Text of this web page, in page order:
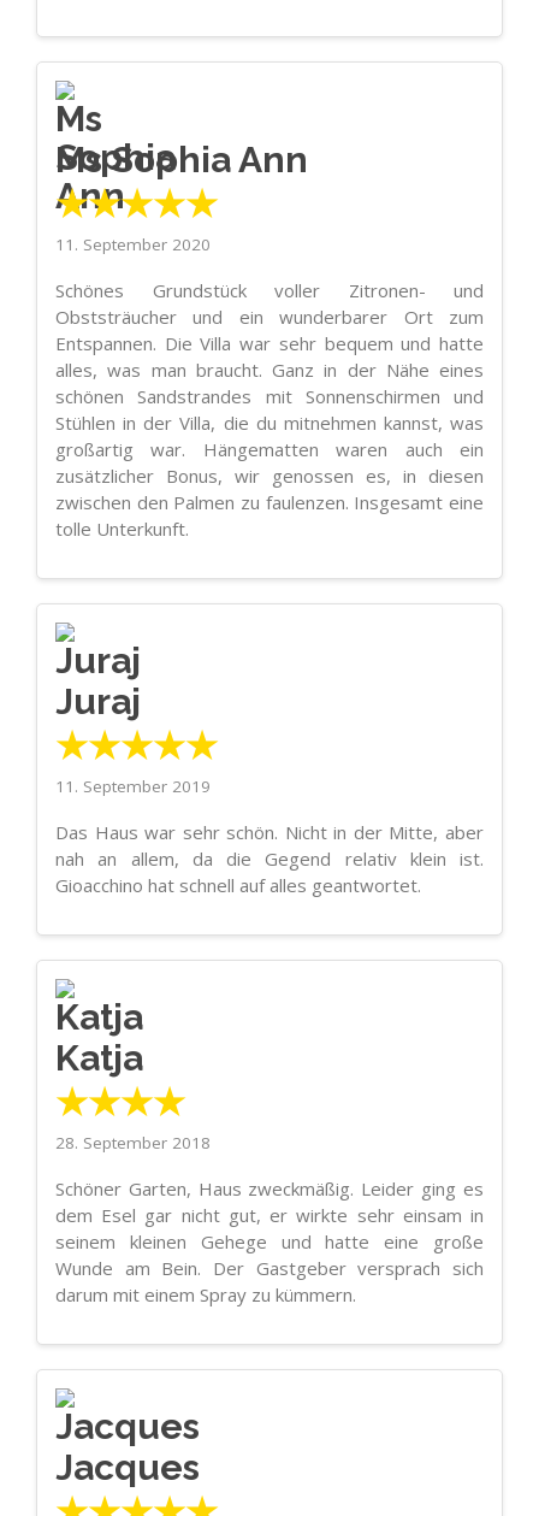
Ms Sophia Ann
★★★★★
11. September 2020
Schönes Grundstück voller Zitronen- und
Obststräucher und ein wunderbarer Ort zum
Entspannen. Die Villa war sehr bequem und hatte
alles, was man braucht. Ganz in der Nähe eines
schönen Sandstrandes mit Sonnenschirmen und
Stühlen in der Villa, die du mitnehmen kannst, was
großartig war. Hängematten waren auch ein
zusätzlicher Bonus, wir genossen es, in diesen
zwischen den Palmen zu faulenzen. Insgesamt eine
tolle Unterkunft.
Juraj
★★★★★
11. September 2019
Das Haus war sehr schön. Nicht in der Mitte, aber
nah an allem, da die Gegend relativ klein ist.
Gioacchino hat schnell auf alles geantwortet.
Katja
★★★★
28. September 2018
Schöner Garten, Haus zweckmäßig. Leider ging es
dem Esel gar nicht gut, er wirkte sehr einsam in
seinem kleinen Gehege und hatte eine große
Wunde am Bein. Der Gastgeber versprach sich
darum mit einem Spray zu kümmern.
Jacques